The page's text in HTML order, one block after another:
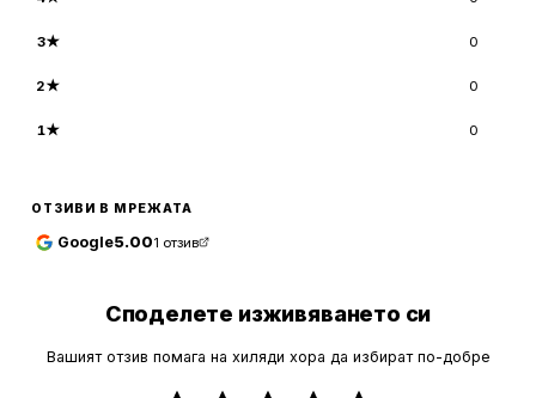
3★ 0
2★ 0
1★ 0
ОТЗИВИ В МРЕЖАТА
Google5.001 отзив
Споделете изживяването си
Вашият отзив помага на хиляди хора да избират по-добре